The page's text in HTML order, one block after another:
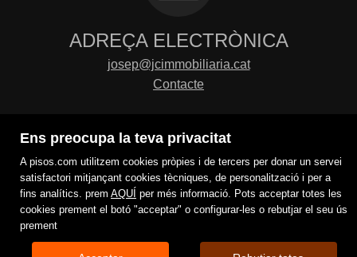
Ens preocupa la teva privacitat
A pisos.com utilitzem cookies pròpies i de tercers per donar un servei
satisfactori mitjançant cookies tècniques, de personalització i per a
fins analítics. prem AQUÍ per més informació. Pots acceptar totes les
cookies prement el botó "acceptar" o configurar-les o rebutjar el seu ús
prement
ADREÇA ELECTRÒNICA
josep@jcimmobiliaria.cat
Contacte